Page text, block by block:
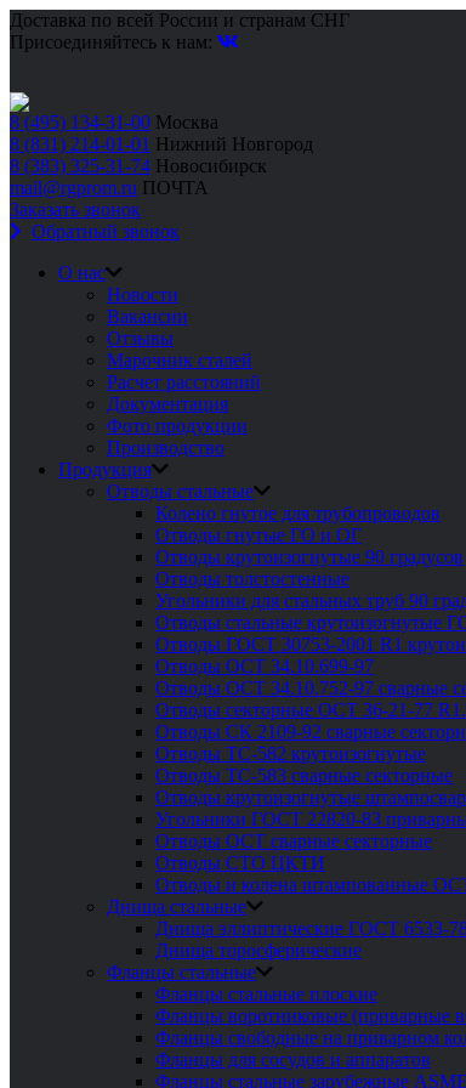
Доставка по всей России и странам СНГ
Присоединяйтесь к нам:
8 (495) 134-31-00 Москва
8 (831) 214-01-01 Нижний Новгород
8 (383) 325-31-74 Новосибирск
mail@rgprom.ru ПОЧТА
Заказать звонок
Обратный звонок
О нас
Новости
Вакансии
Отзывы
Марочник сталей
Расчет расстояний
Документация
Фото продукции
Производство
Продукция
Отводы стальные
Колено гнутое для трубопроводов
Отводы гнутые ГО и ОГ
Отводы крутоизогнутые 90 градусов
Отводы толстостенные
Угольники для стальных труб 90
Отводы стальные крутоизогнутые
Отводы ГОСТ 30753-2001 R1
Отводы ОСТ 34.10.699-97
Отводы ОСТ 34.10.752-97 сварные
Отводы секторные ОСТ 36-21-77
Отводы СК 2109-92 сварные
Отводы ТС-582 крутоизогнутые
Отводы ТС-583 сварные секторные
Отводы крутоизогнутые
Угольники ГОСТ 22820-83
Отводы ОСТ сварные секторные
Отводы СТО ЦКТИ
Отводы и колена штампованные
Днища стальные
Днища эллиптические ГОСТ 6533-
Днища торосферические
Фланцы стальные
Фланцы стальные плоские
Фланцы воротниковые (приварные
Фланцы свободные на приварном
Фланцы для сосудов и аппаратов
Фланцы стальные зарубежные